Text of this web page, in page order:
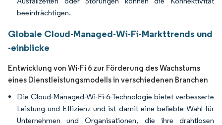
beeinträchtigen.
Globale Cloud-Managed-Wi-Fi-Markttrends und
-einblicke
Entwicklung von Wi-Fi 6 zur Förderung des Wachstums
eines Dienstleistungsmodells in verschiedenen Branchen
Die Cloud-Managed-Wi-Fi-6-Technologie bietet verbesserte
Leistung und Effizienz und ist damit eine beliebte Wahl für
Unternehmen und Organisationen, die ihre drahtlosen